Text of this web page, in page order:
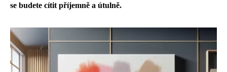
se budete cítit příjemně a útulně.